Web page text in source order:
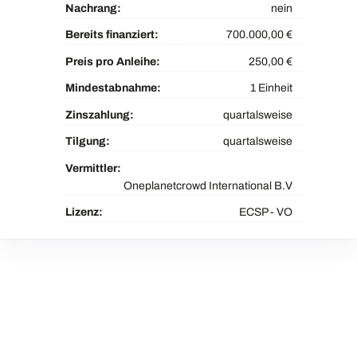
Nachrang: nein
Bereits finanziert: 700.000,00 €
Preis pro Anleihe: 250,00 €
Mindestabnahme: 1 Einheit
Zinszahlung: quartalsweise
Tilgung: quartalsweise
Vermittler:
Oneplanetcrowd International B.V
Lizenz: ECSP - VO